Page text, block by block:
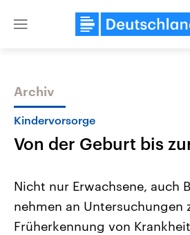
Close
Themen
Archiv
Kindervorsorge
Von der Geburt bis
Nicht nur Erwachsene, auch
nehmen an Untersuchungen
Früherkennung von